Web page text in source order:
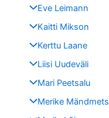
Eve Leimann
Kaitti Mikson
Kerttu Laane
Liisi Uudeväli
Mari Peetsalu
Merike Mändmets